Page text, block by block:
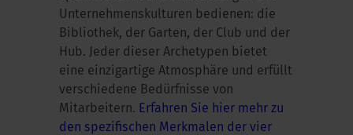
Unternehmenskulturen bedienen: die
Bibliothek, der Garten, der Club und der
Hub. Jeder dieser Archetypen bietet
eine einzigartige Atmosphäre und erfüllt
verschiedene Bedürfnisse von
Mitarbeitern. Erfahren Sie hier mehr zu
den spezifischen Merkmalen der vier